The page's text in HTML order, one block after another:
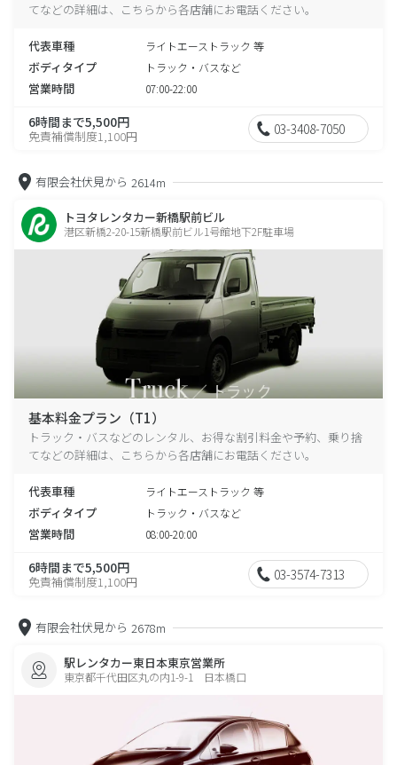
てなどの詳細は、こちらから各店舗にお電話ください。
代表車種 ライトエーストラック 等
ボディタイプ トラック・バスなど
営業時間 07:00-22:00
6時間まで5,500円
免責補償制度1,100円 03-3408-7050
有限会社伏見から 2614m
トヨタレンタカー新橋駅前ビル
港区新橋2-20-15新橋駅前ビル1号館地下2F駐車場
基本料金プラン（T1）
トラック・バスなどのレンタル、お得な割引料金や予約、乗り捨
てなどの詳細は、こちらから各店舗にお電話ください。
代表車種 ライトエーストラック 等
ボディタイプ トラック・バスなど
営業時間 08:00-20:00
6時間まで5,500円
免責補償制度1,100円 03-3574-7313
有限会社伏見から 2678m
駅レンタカー東日本東京営業所
東京都千代田区丸の内1-9-1 日本橋口